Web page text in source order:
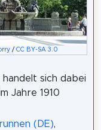
/ CC BY-SA 3.0
sich dabei
Jahre 1910
(DE),